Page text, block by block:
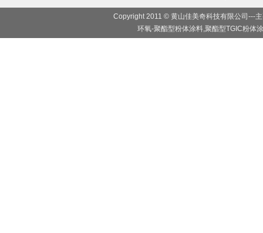
Copyright 2011 © 黄山佳美奇科技有限公司---
环氧-聚酯型粉体涂料,聚酯型TGIC粉体